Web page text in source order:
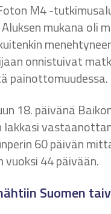
M4 -
mukana oli
onnistuivat
painottomuudessa.
18. päivänä
lakkasi
60 päivän
44 päivään.
Suomen